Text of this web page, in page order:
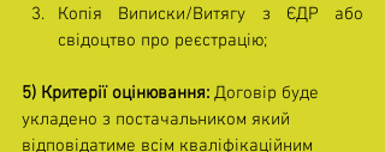
Копія Виписки/Витягу з ЄДР або
свідоцтво про реєстрацію;
5) Критерії оцінювання: Договір буде
укладено з постачальником який
відповідатиме всім кваліфікаційним